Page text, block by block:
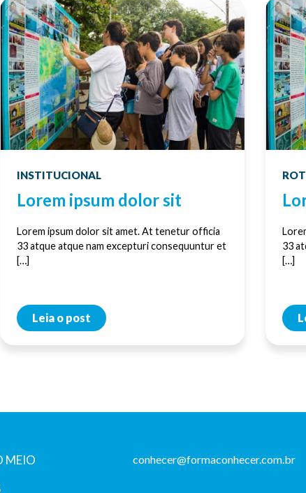
INSTITUCIONAL
Lorem ipsum dolor sit
Lorem ipsum dolor sit amet. At tenetur officia
33 atque atque nam excepturi consequuntur et
[…]
Leia o post
33
[…]
MEIO
conhecer@formaconhecer.com.br